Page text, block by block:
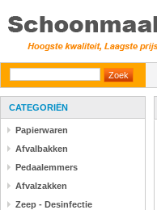
CATEGORIËN
Papierwaren
Afvalbakken
Pedaalemmers
Afvalzakken
Zeep - Desinfectie